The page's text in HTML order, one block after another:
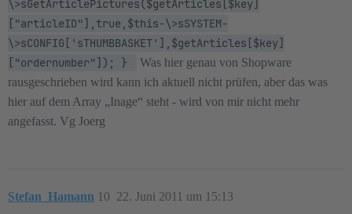
\>sGetArticlePictures($getArticles[$key]
["articleID"],true,$this-\>sSYSTEM-
\>sCONFIG['sTHUMBBASKET'],$getArticles[$key]
["ordernumber"]); }
Was hier genau von Shopware
rausgeschrieben wird kann ich aktuell nicht prüfen, aber das was
hier auf dem Array „Inage“ steht - wird von mir nicht mehr
angefasst. Vg Joerg
Stefan_Hamann 22. Juni 2011 um 15:13
10